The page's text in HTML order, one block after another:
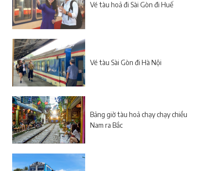
Vé tàu hoả đi Sài Gòn đi Huế
Vé tàu Sài Gòn đi Hà Nội
Bảng giờ tàu hoả chạy chạy chiều
Nam ra Bắc